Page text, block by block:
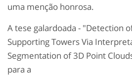
uma menção honrosa.
A tese galardoada - "Detection
Supporting Towers Via
Segmentation of 3D Point
para a